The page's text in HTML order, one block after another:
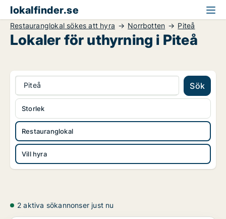
lokalfinder.se
Restauranglokal sökes att hyra Norrbotten Piteå
Lokaler för uthyrning i Piteå
Piteå Sök
Restauranglokal
Vill hyra
Storlek
2 aktiva sökannonser just nu